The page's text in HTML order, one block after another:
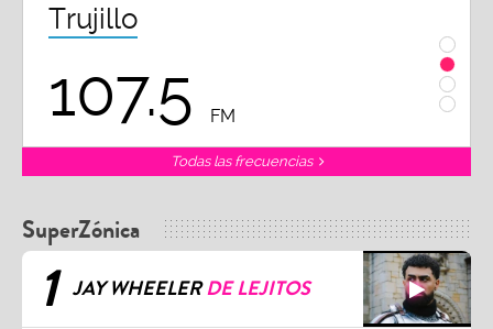
Trujillo
107.5 FM
Todas las frecuencias
SuperZónica
1 JAY WHEELERDE LEJITOS